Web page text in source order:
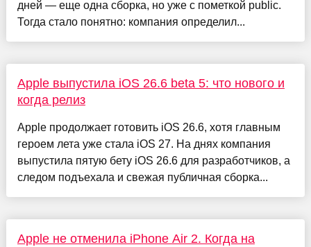
дней — еще одна сборка, но уже с пометкой public.
Тогда стало понятно: компания определил...
Apple выпустила iOS 26.6 beta 5: что нового и
когда релиз
Apple продолжает готовить iOS 26.6, хотя главным
героем лета уже стала iOS 27. На днях компания
выпустила пятую бету iOS 26.6 для разработчиков, а
следом подъехала и свежая публичная сборка...
Apple не отменила iPhone Air 2. Когда на